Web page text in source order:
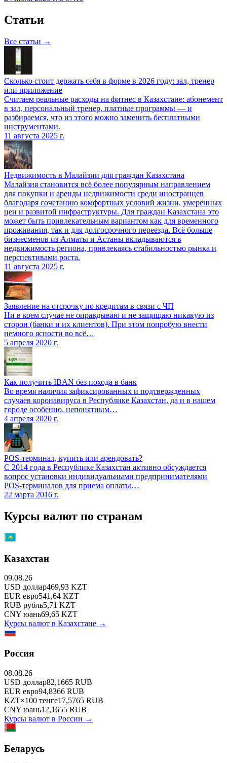
Статьи
Все статьи →
Сколько стоит держать себя в форме в 2026 году: зал, тренер
или приложение
Считаем реальные расходы на фитнес в Казахстане: абонемент
в зал, персональный тренер, платные программы — и
разбираемся, что из этого можно заменить бесплатными
инструментами.
11 августа 2025 г.
Недвижимость в Малайзии для граждан Казахстана
Малайзия становится всё более популярным направлением
для покупки и аренды недвижимости среди иностранцев
благодаря сочетанию комфортных условий жизни, умеренных
цен и развитой инфраструктуры. Для граждан Казахстана это
может быть привлекательным вариантом как для временного
проживания, так и для долгосрочного переезда. Всё больше
бизнесменов из Алматы и Астаны вкладываются в
недвижимость региона, привлекаясь стабильностью рынка и
перспективами роста.
11 августа 2025 г.
Заявление на отсрочку по кредитам в связи с ЧП
Ни в коем случае не оправдываю и не защищаю никакую из
сторон (банки и их клиентов). При этом попробую внести
немного ясности во всё…
5 апреля 2020 г.
Как получить IBAN без похода в банк
Во время наличия зафиксированных и подтвержденных
случаев коронавируса в Республике Казахстан, да и в нашем
городе особенно, непонятным…
4 апреля 2020 г.
POS-терминал, купить или арендовать?
С 2014 года в Республике Казахстан активно обсуждается
вопрос установки индивидуальными предпринимателями
POS-терминалов для приема оплаты…
22 марта 2016 г.
Курсы валют по странам
Казахстан
09.08.26
USD доллар469,93 KZT
EUR евро541,64 KZT
RUB рубль5,71 KZT
CNY юань69,65 KZT
Курсы валют в Казахстане →
Россия
08.08.26
USD доллар82,1665 RUB
EUR евро94,8366 RUB
KZT×100 тенге17,5765 RUB
CNY юань12,1655 RUB
Курсы валют в России →
Беларусь